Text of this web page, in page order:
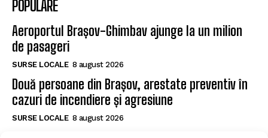
POPULARE
Aeroportul Brașov-Ghimbav ajunge la un milion
de pasageri
SURSE LOCALE 8 august 2026
Două persoane din Brașov, arestate preventiv în
cazuri de incendiere și agresiune
SURSE LOCALE 8 august 2026